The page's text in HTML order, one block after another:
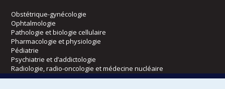
Obstétrique-gynécologie
Ophtalmologie
Pathologie et biologie cellulaire
Pharmacologie et physiologie
Pédiatrie
Psychiatrie et d’addictologie
Radiologie, radio-oncologie et médecine nucléaire